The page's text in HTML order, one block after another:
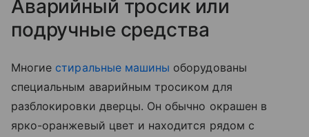
Аварийный тросик или
подручные средства
Многие стиральные машины оборудованы
специальным аварийным тросиком для
разблокировки дверцы. Он обычно окрашен в
ярко-оранжевый цвет и находится рядом с